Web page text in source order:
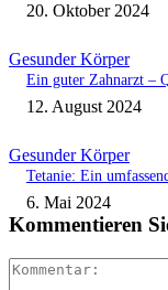
20. Oktober 2024
Gesunder Körper
Ein guter Zahnarzt –
12. August 2024
Gesunder Körper
Tetanie: Ein
6. Mai 2024
Kommentieren